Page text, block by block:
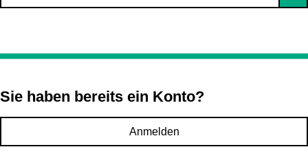
Sie haben bereits ein Konto?
Anmelden